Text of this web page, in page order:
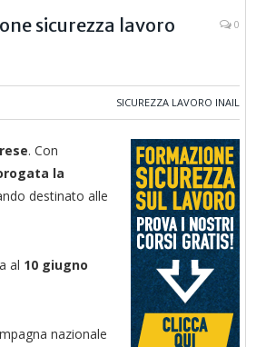
sicurezza lavoro
0
SICUREZZA LAVORO INAIL
. Con
la
destinato alle
al 10 giugno
nazionale